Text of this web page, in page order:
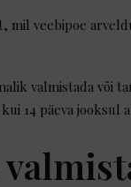
veebipoe
valmistada või
14 päeva jooksul